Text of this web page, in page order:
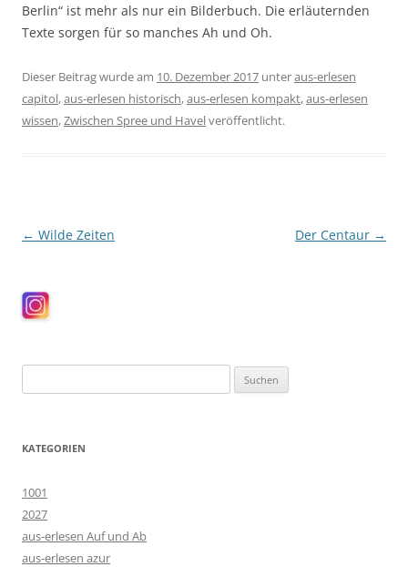
Berlin“ ist mehr als nur ein Bilderbuch. Die erläuternden
Texte sorgen für so manches Ah und Oh.
Dieser Beitrag wurde am 10. Dezember 2017 unteraus-erlesen
capitol,aus-erlesen historisch,aus-erlesen kompakt,aus-erlesen
wissen,Zwischen Spree und Havelveröffentlicht.
Beitragsnavigation
← Wilde Zeiten Der Centaur →
nach:
KATEGORIEN
1001
2027
aus-erlesen Auf und Ab
aus-erlesen azur